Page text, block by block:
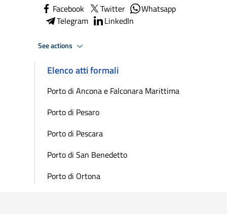
Facebook Twitter
Whatsapp
Telegram
LinkedIn
See actions
Elenco atti formali
Porto di Ancona e Falconara Marittima
Porto di Pesaro
Porto di Pescara
Porto di San Benedetto
Porto di Ortona